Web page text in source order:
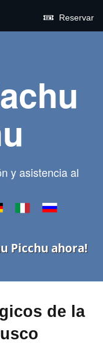
Reservar
y asistencia al
Picchu ahora!
de la